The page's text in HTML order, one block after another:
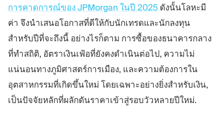
การคาดการณ์ของ JPMorgan ในปี 2025 ดังนั้นโลหะมี
ค่า จึงนำเสนอโอกาสที่ดีให้กับนักเทรดและนักลงทุน
สำหรับปีที่จะถึงนี้ อย่างไรก็ตาม การซื้อของธนาคารกลาง
ที่ทำสถิติ, อัตราเงินเฟ้อที่ยังคงดำเนินต่อไป, ความไม่
แน่นอนทางภูมิศาสตร์การเมือง, และความต้องการใน
อุตสาหกรรมที่เกิดขึ้นใหม่ โดยเฉพาะอย่างยิ่งสำหรับเงิน,
เป็นปัจจัยหลักที่ผลักดันราคาเข้าสู่รอบวัวหลายปีใหม่.
โมดูล
แพลตฟอร์มเทรด แบ็กออฟฟิศ
ทรัพยากร
คู่มือการตลาด
บล็อก
คำศัพท์
เพิ่มเติม
เกี่ยวกับเรา
ทีม
เหตุการณ์
ตัวเลข